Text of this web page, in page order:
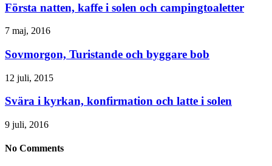
Första natten, kaffe i solen och campingtoaletter
7 maj, 2016
Sovmorgon, Turistande och byggare bob
12 juli, 2015
Svära i kyrkan, konfirmation och latte i solen
9 juli, 2016
No Comments